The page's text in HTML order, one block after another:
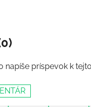
napíše príspevok k